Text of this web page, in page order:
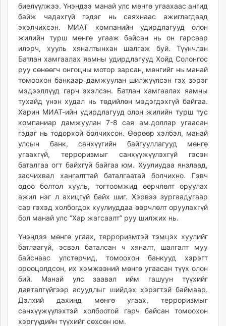
ugluu.mn
urlag.mn
unen.mn
asu.mn
shudarga.mn
shuurhai.mn
unuudur.mn
isee.mn
mglradio.com
fact.mn
itoim.mn
tumen.mn
shuum.mn
times.mn
tvmongolia.mn
mass.mn
unegui.mn
assa.mn
toim.mn
tac.mn
paparazzi.mn
unread.today
биелүүлжээ. Үнэндээ манай улс мөнгө угаахаас ангид
байж чадахгүй гэдэг нь саяхнаас ажиглагдаад
эхэлчихсэн. МИАТ компанийн удирдлагууд олон
жилийн турш мөнгө угааж байсан нь он гарсаар
илэрч, хууль хяналтынхан шалгаж буй. Түүнчлэн
Батлан хамгаалах яамны удирд­лагууд Хойд Солонгос
руу сөнөөгч онгоцны мотор зарсан, мөнгийг нь манай
томоохон банкаар дам­жуулан шилжүүлсэн гэх зэрэг
мэдээллүүд гарч эхэлсэн. Батлан хамгаалах яамны
тухайд үнэн худал нь төдийлөн мэдэгдэхгүй байгаа.
Харин МИАТ-ийн удирдлагууд олон жилийн турш тус
компаниар дамжуулан 7-8 сая ам.доллар угаасан
гэдэг нь тодорхой болчихсон. Өөрөөр хэлбэл, манай
улсын банк, санхүүгийн байгууллагууд мөн­гө
угаахгүй, терроризмыг сан­хүүжүүлэхгүй гэсэн
баталгаа огт байхгүй байгаа юм. Хуулиудаа янзлаад,
засчихвал хангалттай баталгаатай болчихно. Гэвч
одоо болтол хууль, тогтоомжид өөрчлөлт оруулах
ажил нэг л ахицгүй байх шиг. Хэрвээ зургаадугаар
сар гэхэд холбогдох хуулиуддаа өөрчлөлт оруулахгүй
бол манай улс “Хар жагсаалт” руу шилжих нь.
Үнэндээ мөнгө угаах, тер­роризмтэй тэмцэх хуулийг
батлаагүй, эсвэл баталсан ч хяналт, шалгалт муу
байснаас улстөрчид, томоохон банкууд хэрэгт
орооцолдсон, их хэмжээний мөнгө угаасан түүх олон
бий. Манай улс заавал ийм гашуун түүхийг
давталгүйгээр асуудлыг шийдэх хэрэгтэй баймаар.
Дэлхий дахинд мөнгө угаах, терроризмыг
санхүүжүүлэхтэй холбоотой гарч байсан томоохон
хэргүүдийн түүхийг сөхсөн юм.